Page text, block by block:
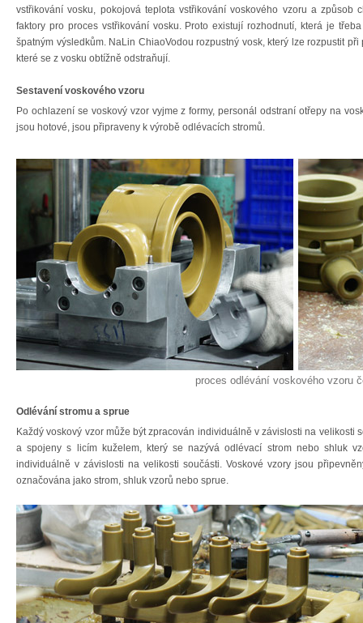
vstřikování vosku, pokojová teplota vstřikování voskového vzoru a způsob
faktory pro proces vstřikování vosku. Proto existují rozhodnutí, která je
špatným výsledkům. NaLin ChiaoVodou rozpustný vosk, který lze rozpustit
které se z vosku obtížně odstraňují.
Sestavení voskového vzoru
Po ochlazení se voskový vzor vyjme z formy, personál odstraní otřepy na
jsou hotové, jsou připraveny k výrobě odlévacích stromů.
proces odlévání voskového vzoru
Odlévání stromu a sprue
Každý voskový vzor může být zpracován individuálně v závislosti na velikosti
a spojeny s licím kuželem, který se nazývá odlévací strom nebo shluk
individuálně v závislosti na velikosti součásti. Voskové vzory jsou
označována jako strom, shluk vzorů nebo sprue.